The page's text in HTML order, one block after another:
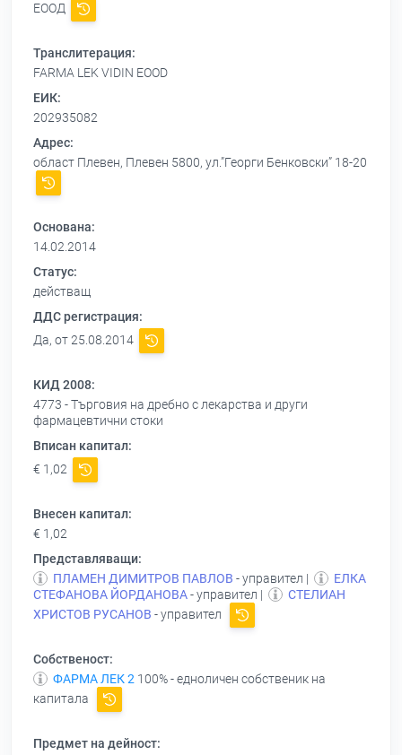
ЕООД
Транслитерация:
FARMA LEK VIDIN EOOD
ЕИК:
202935082
Адрес:
област Плевен, Плевен 5800, ул.”Георги Бенковски” 18-20
Основана:
14.02.2014
Статус:
действащ
ДДС регистрация:
Да, от 25.08.2014
КИД 2008:
4773 - Търговия на дребно с лекарства и други
фармацевтични стоки
Вписан капитал:
€ 1,02
Внесен капитал:
€ 1,02
Представляващи:
ПЛАМЕН ДИМИТРОВ ПАВЛОВ - управител |
ЕЛКА
СТЕФАНОВА ЙОРДАНОВА- управител |
СТЕЛИАН
ХРИСТОВ РУСАНОВ - управител
Собственост:
ФАРМА ЛЕК 2 100% - едноличен собственик на
капитала
Предмет на дейност: